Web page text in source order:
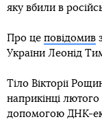
яку вбили в
Про це повідомив
України Леонід
Тіло Вікторії
наприкінці лютого
допомогою ДНК-